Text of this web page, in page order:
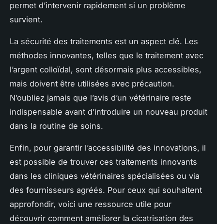
permet d’intervenir rapidement si un problème
survient.
La sécurité des traitements est un aspect clé. Les
méthodes innovantes, telles que le traitement avec
l’argent colloïdal, sont désormais plus accessibles,
mais doivent être utilisées avec précaution.
N’oubliez jamais que l’avis d’un vétérinaire reste
indispensable avant d’introduire un nouveau produit
dans la routine de soins.
Enfin, pour garantir l’accessibilité des innovations, il
est possible de trouver ces traitements innovants
dans les cliniques vétérinaires spécialisées ou via
des fournisseurs agréés. Pour ceux qui souhaitent
approfondir, voici une ressource utile pour
découvrir comment améliorer la cicatrisation des